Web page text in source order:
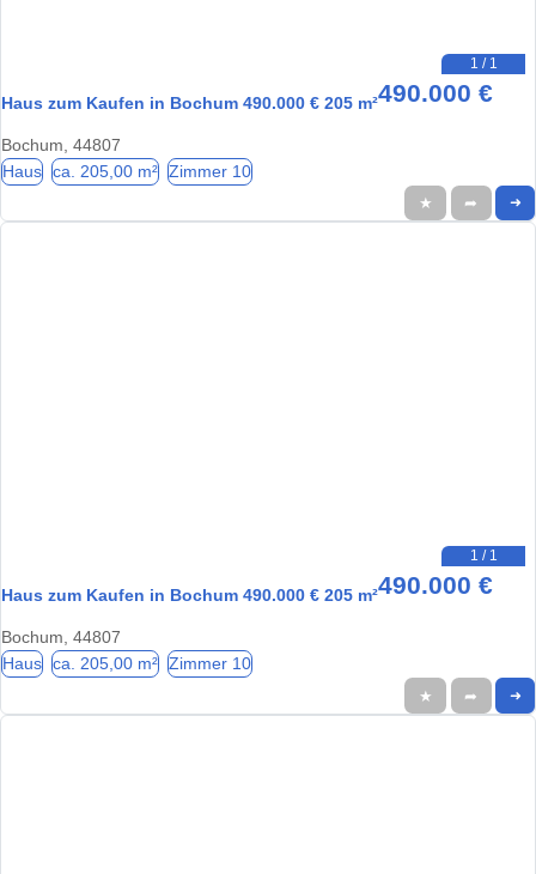
1 / 1
Haus zum Kaufen in Bochum 490.000 € 205 m²490.000 €
Bochum, 44807
Haus ca. 205,00 m² Zimmer 10
★ ➦ ➜
1 / 1
Haus zum Kaufen in Bochum 490.000 € 205 m²490.000 €
Bochum, 44807
Haus ca. 205,00 m² Zimmer 10
★ ➦ ➜